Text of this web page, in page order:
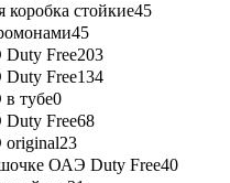
коробка стойкие45
45
Free203
Free134
тубе0
Free68
23
ОАЭ Duty Free40